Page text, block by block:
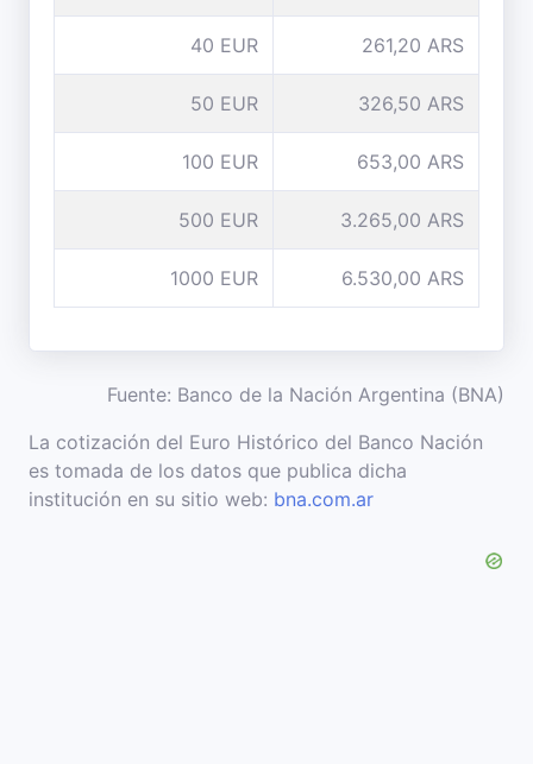
40 EUR 261,20 ARS
50 EUR 326,50 ARS
100 EUR 653,00 ARS
500 EUR 3.265,00 ARS
1000 EUR 6.530,00 ARS
Fuente: Banco de la Nación Argentina (BNA)
La cotización del Euro Histórico del Banco Nación
es tomada de los datos que publica dicha
institución en su sitio web: bna.com.ar